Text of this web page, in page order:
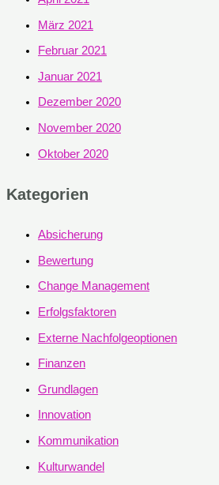
März 2021
Februar 2021
Januar 2021
Dezember 2020
November 2020
Oktober 2020
Kategorien
Absicherung
Bewertung
Change Management
Erfolgsfaktoren
Externe Nachfolgeoptionen
Finanzen
Grundlagen
Innovation
Kommunikation
Kulturwandel